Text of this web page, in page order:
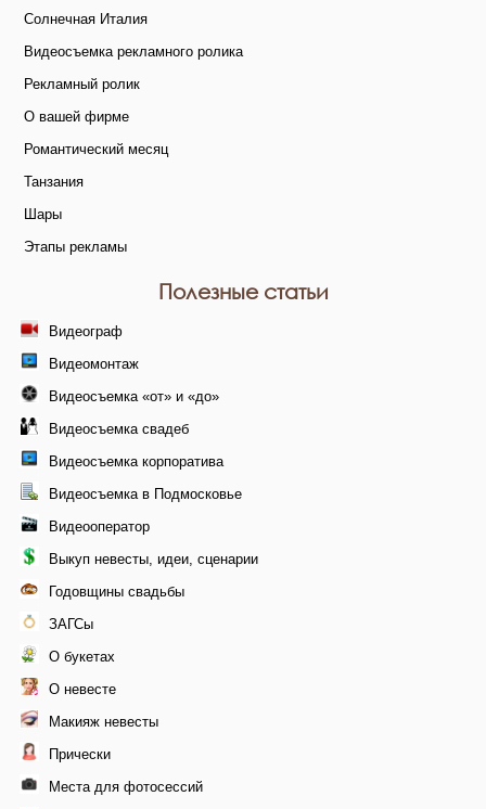
Солнечная Италия
Видеосъемка рекламного ролика
Рекламный ролик
О вашей фирме
Романтический месяц
Танзания
Шары
Этапы рекламы
Полезные статьи
Видеограф
Видеомонтаж
Видеосъемка «от» и «до»
Видеосъемка свадеб
Видеосъемка корпоратива
Видеосъемка в Подмосковье
Видеооператор
Выкуп невесты, идеи, сценарии
Годовщины свадьбы
ЗАГСы
О букетах
О невесте
Макияж невесты
Прически
Места для фотосессий